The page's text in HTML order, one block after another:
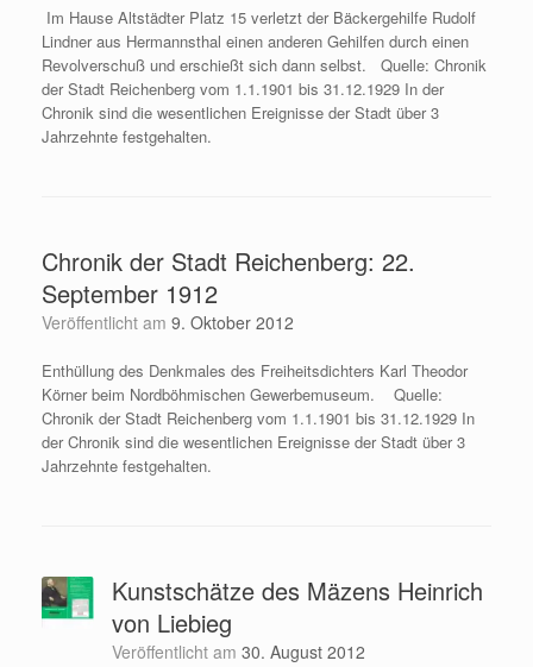
Im Hause Altstädter Platz 15 verletzt der Bäckergehilfe Rudolf
Lindner aus Hermannsthal einen anderen Gehilfen durch einen
Revolverschuß und erschießt sich dann selbst. Quelle: Chronik
der Stadt Reichenberg vom 1.1.1901 bis 31.12.1929 In der
Chronik sind die wesentlichen Ereignisse der Stadt über 3
Jahrzehnte festgehalten.
Chronik der Stadt Reichenberg: 22.
September 1912
Veröffentlicht am 9. Oktober 2012
Enthüllung des Denkmales des Freiheitsdichters Karl Theodor
Körner beim Nordböhmischen Gewerbemuseum. Quelle:
Chronik der Stadt Reichenberg vom 1.1.1901 bis 31.12.1929 In
der Chronik sind die wesentlichen Ereignisse der Stadt über 3
Jahrzehnte festgehalten.
Kunstschätze des Mäzens Heinrich
von Liebieg
Veröffentlicht am 30. August 2012